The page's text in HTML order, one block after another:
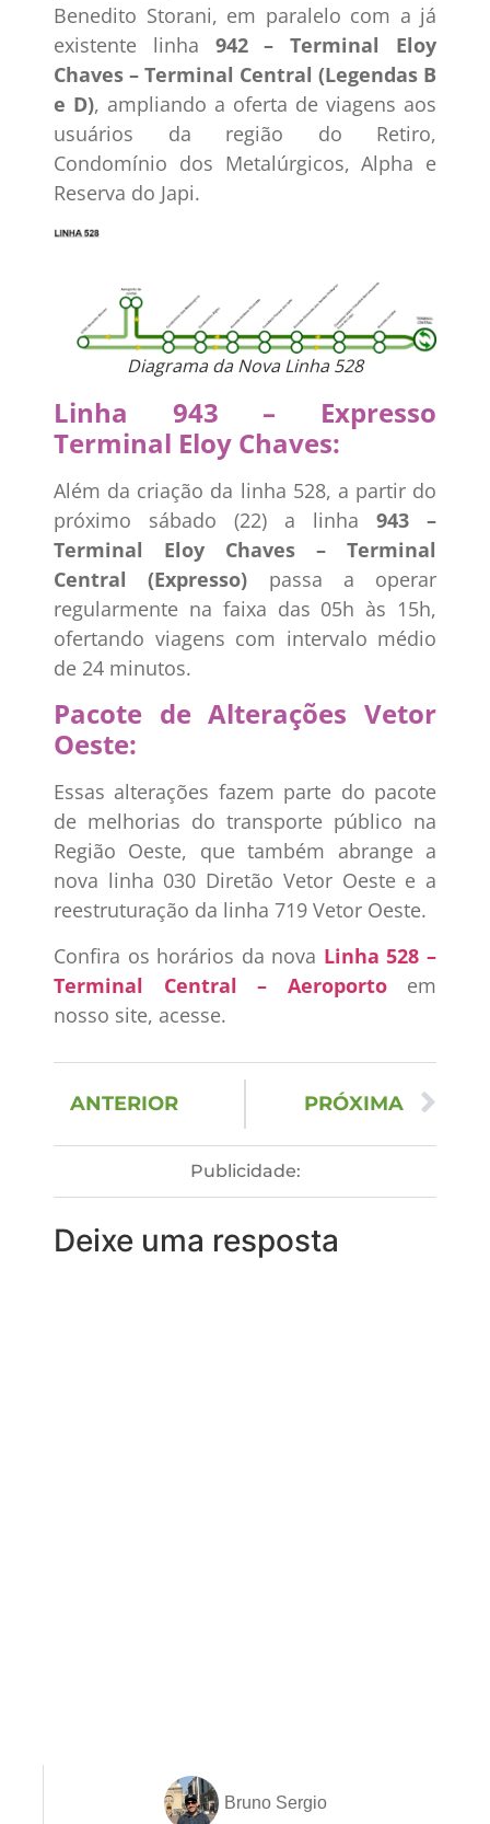
Benedito Storani, em paralelo com a já
existente linha 942 – Terminal Eloy
Chaves – Terminal Central (Legendas B
e D), ampliando a oferta de viagens aos
usuários da região do Retiro,
Condomínio dos Metalúrgicos, Alpha e
Reserva do Japi.
Diagrama da Nova Linha 528
Linha 943 – Expresso
Terminal Eloy Chaves:
Além da criação da linha 528, a partir do
próximo sábado (22) a linha 943 –
Terminal Eloy Chaves – Terminal
Central (Expresso) passa a operar
regularmente na faixa das 05h às 15h,
ofertando viagens com intervalo médio
de 24 minutos.
Pacote de Alterações Vetor
Oeste:
Essas alterações fazem parte do pacote
de melhorias do transporte público na
Região Oeste, que também abrange a
nova linha 030 Diretão Vetor Oeste e a
reestruturação da linha 719 Vetor Oeste.
Confira os horários da nova Linha 528 –
Terminal Central – Aeroportoem
nosso site, acesse.
ANTERIOR PRÓXIMA
Publicidade:
Deixe uma resposta
Bruno Sergio